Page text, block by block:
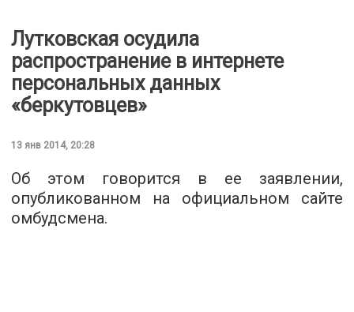
Лутковская осудила
распространение в интернете
персональных данных
«беркутовцев»
13 янв 2014, 20:28
Об этом говорится в ее заявлении,
опубликованном на официальном сайте
омбудсмена.